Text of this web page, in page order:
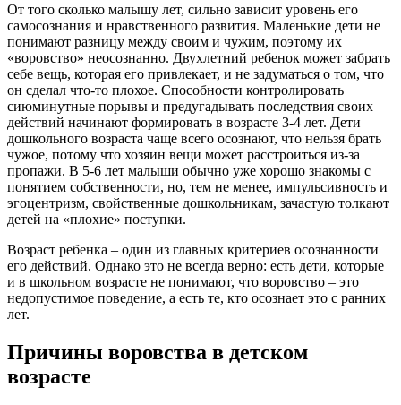
От того сколько малышу лет, сильно зависит уровень его
самосознания и нравственного развития. Маленькие дети не
понимают разницу между своим и чужим, поэтому их
«воровство» неосознанно. Двухлетний ребенок может забрать
себе вещь, которая его привлекает, и не задуматься о том, что
он сделал что-то плохое. Способности контролировать
сиюминутные порывы и предугадывать последствия своих
действий начинают формировать в возрасте 3-4 лет. Дети
дошкольного возраста чаще всего осознают, что нельзя брать
чужое, потому что хозяин вещи может расстроиться из-за
пропажи. В 5-6 лет малыши обычно уже хорошо знакомы с
понятием собственности, но, тем не менее, импульсивность и
эгоцентризм, свойственные дошкольникам, зачастую толкают
детей на «плохие» поступки.
Возраст ребенка – один из главных критериев осознанности
его действий. Однако это не всегда верно: есть дети, которые
и в школьном возрасте не понимают, что воровство – это
недопустимое поведение, а есть те, кто осознает это с ранних
лет.
Причины воровства в детском
возрасте